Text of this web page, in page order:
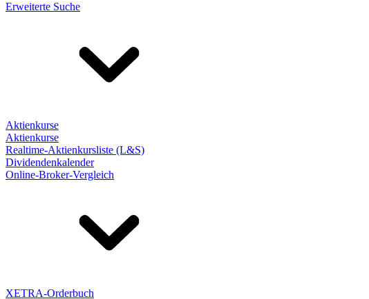
Erweiterte Suche
Aktienkurse
Aktienkurse
Realtime-Aktienkursliste (L&S)
Dividendenkalender
Online-Broker-Vergleich
XETRA-Orderbuch